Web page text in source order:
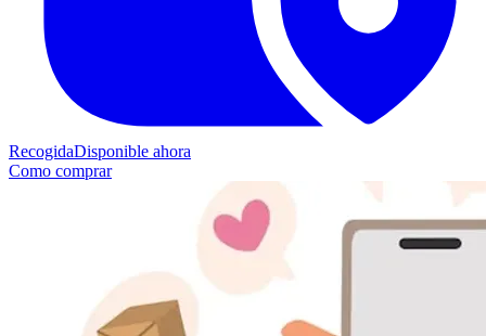
RecogidaDisponible ahora
Como comprar